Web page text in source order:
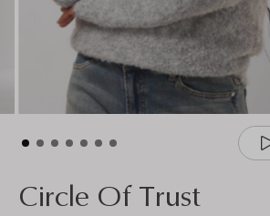
Circle Of Trust